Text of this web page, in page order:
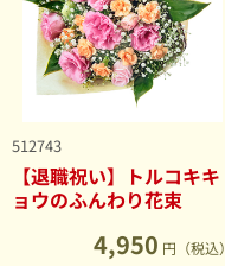
512743
【退職祝い】トルコキキ
ョウのふんわり花束
4,950 円（税込）